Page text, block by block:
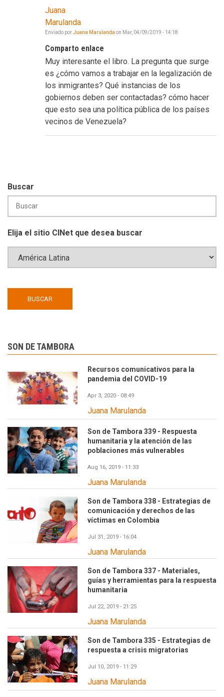
Juana
Marulanda
Enviado porJuana Marulanda on Mar, 04/09/2019 - 14:18
Comparto enlace
Muy interesante el libro. La pregunta que surge
es ¿cómo vamos a trabajar en la legalización de
los inmigrantes? Qué instancias de los
gobiernos deben ser contactadas? cómo hacer
que esto sea una política pública de los países
vecinos de Venezuela?
Buscar
Elija el sitio CINet que desea buscar
SON DE TAMBORA
Recursos comunicativos para la
pandemia del COVID-19
Apr 3, 2020 - 08:49
Juana Marulanda
Son de Tambora 339 - Respuesta
humanitaria y la atención de las
poblaciones más vulnerables
Aug 16, 2019 - 11:33
Juana Marulanda
Son de Tambora 338 - Estrategias de
comunicación y derechos de las
víctimas en Colombia
Jul 31, 2019 - 16:04
Juana Marulanda
Son de Tambora 337 - Materiales,
guías y herramientas para la respuesta
humanitaria
Jul 22, 2019 - 21:25
Juana Marulanda
Son de Tambora 335 - Estrategias de
respuesta a crisis migratorias
Jul 10, 2019 - 11:29
Juana Marulanda